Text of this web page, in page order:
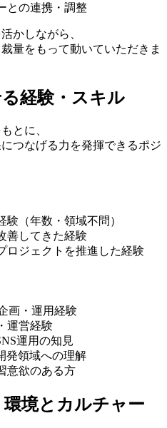
との連携・調整
かしながら、
量をもって動いていただきま
経験・スキル
とに、
つなげる力を発揮できるポジ
（年数・領域不問）
善してきた経験
ロジェクトを推進した経験
画・運用経験
運営経験
運用の知見
発領域への理解
意欲のある方
境とカルチャー